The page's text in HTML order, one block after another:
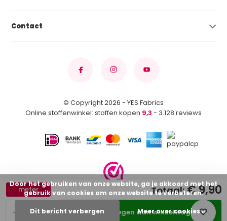
+
-
meter
Toevoegen aan winkelwagen
Totaal:€ 9,90
Contact
© Copyright 2026 - YES Fabrics
Online stoffenwinkel: stoffen kopen 9,3 - 3.128 reviews
Door het gebruiken van onze website, ga je akkoord met het
gebruik van cookies om onze website te verbeteren.
Dit bericht verbergen Meer over cookies »